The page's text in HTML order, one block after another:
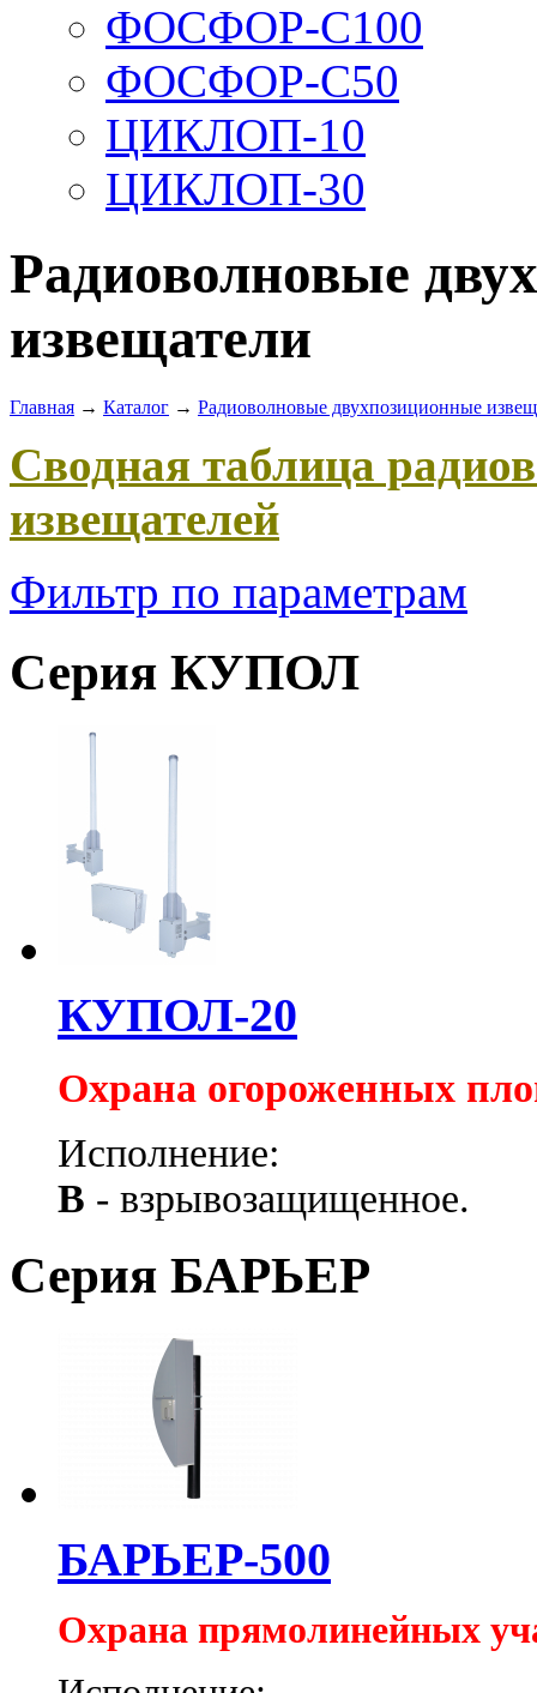
ФОСФОР-С100
ФОСФОР-С50
ЦИКЛОП-10
ЦИКЛОП-30
Радиоволновые
извещатели
Главная → Каталог → Радиоволновые двухпозиционные
Сводная таблица
извещателей
Фильтр по параметрам
Серия КУПОЛ
КУПОЛ-20
Охрана огороженных
Исполнение:
В - взрывозащищенное.
Серия БАРЬЕР
БАРЬЕР-500
Охрана прямолинейных